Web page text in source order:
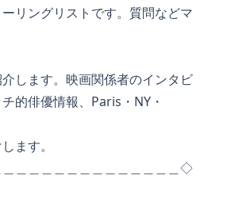
ングリストです。質問などマ
ます。映画関係者のインタビ
俳優情報、Paris・NY・
す。
＿＿＿＿＿＿＿＿＿＿＿＿＿◇